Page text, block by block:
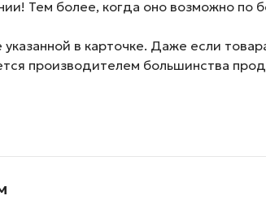
Тем более, когда оно возможно по
в карточке. Даже если
производителем большинства